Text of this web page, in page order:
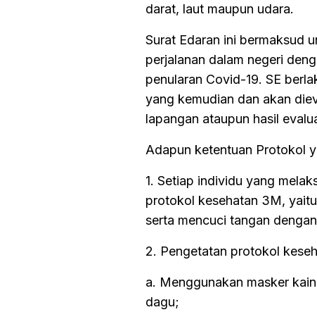
darat, laut maupun udara.
Surat Edaran ini bermaksud
perjalanan dalam negeri
penularan Covid-19. SE
yang kemudian dan akan
lapangan ataupun hasil
Adapun ketentuan Protokol
1. Setiap individu yang
protokol kesehatan 3M,
serta mencuci tangan
2. Pengetatan protokol
a. Menggunakan masker
dagu;